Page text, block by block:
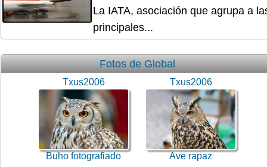
La IATA, asociación que agrupa a
principales...
Fotos de Global
Txus2006
Buho fotografiado
Txus2006
Ave rapaz